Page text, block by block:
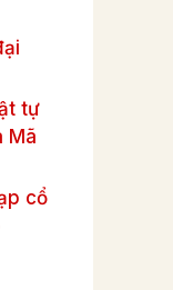
tự
Mã
cổ